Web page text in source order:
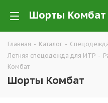
Главная - Каталог -
Летняя спецодежда для ИТР -
Комбат
Шорты Комбат